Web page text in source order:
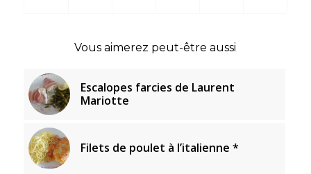
Vous aimerez peut-être aussi
Escalopes farcies de Laurent
Mariotte
Filets de poulet à l’italienne *